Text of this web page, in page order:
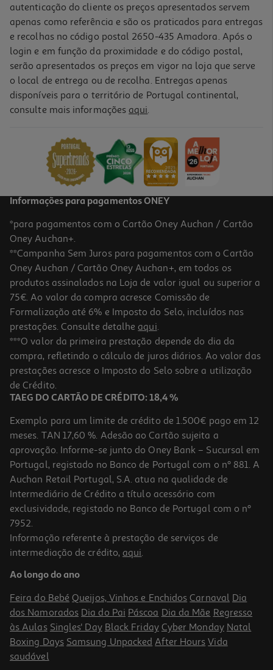
-10%
Livro O Comboio Da Meia-Noite De Matt Haig
PVP de editor
17,87 €
-10%
Livro O Tango Da Velha Guarda
20.61 €/un
22,90 € PVP de editor
20,61 €
-10%
Livro A Magia Da China - Lenda Contos De Fadas
15.3 €/un
PVP de editor
15,30 €
autenticação do cliente os preços apresentados servem
apenas como referência e são os praticados para entregas
e recolhas no código postal 2650-435 Amadora. Após o
login e em função da proximidade e do código postal,
serão apresentados os preços em vigor na loja que serve
o local de entrega ou de recolha. Entregas apenas
disponíveis para o território de Portugal continental,
consulte mais informações aqui.
Informações para pagamentos ONEY
*para pagamentos com o Cartão Oney Auchan / Cartão
Oney Auchan+.
**Campanha Sem Juros para pagamentos com o Cartão
Oney Auchan / Cartão Oney Auchan+, em todos os
produtos assinalados na Loja de valor igual ou superior a
75€. Ao valor da compra acresce Comissão de
Formalização até 6% e Imposto do Selo, incluídos nas
prestações. Consulte detalhe aqui.
***O valor da primeira prestação depende do dia da
compra, refletindo o cálculo de juros diários. Ao valor das
prestações acresce o Imposto do Selo sobre a utilização
de Crédito.
TAEG DO CARTÃO DE CRÉDITO: 18,4 %
Exemplo para um limite de crédito de 1.500€ pago em 12
meses. TAN 17,60 %. Adesão ao Cartão sujeita a
aprovação. Informe-se junto do Oney Bank – Sucursal em
Portugal, registado no Banco de Portugal com o nº 881. A
Auchan Retail Portugal, S.A. atua na qualidade de
Intermediário de Crédito a título acessório com
exclusividade, registado no Banco de Portugal com o nº
7952.
Informação referente à prestação de serviços de
intermediação de crédito, aqui.
Ao longo do ano
Feira do Bebé Queijos, Vinhos e Enchidos Carnaval Dia
dos Namorados Dia do Pai Páscoa Dia da Mãe Regresso
às Aulas Singles' Day Black Friday Cyber Monday Natal
Boxing Days Samsung Unpacked After Hours Vida
saudável